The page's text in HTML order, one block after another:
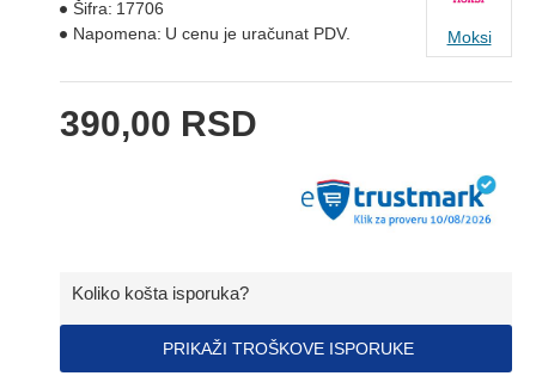
390,00 RSD
Šifra: 17706
Napomena: U cenu je uračunat PDV. Moksi
Koliko košta isporuka?
PRIKAŽI TROŠKOVE ISPORUKE